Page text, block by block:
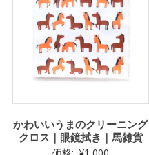
かわいいうまのクリーニング
クロス｜眼鏡拭き｜馬雑貨